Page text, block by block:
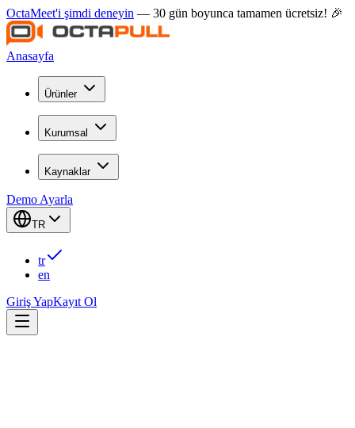
OctaMeet'i şimdi deneyin — 30 gün boyunca tamamen ücretsiz! 🎉
Anasayfa
Ürünler
Kurumsal
Kaynaklar
Demo Ayarla
TR
tr
en
Giriş YapKayıt Ol